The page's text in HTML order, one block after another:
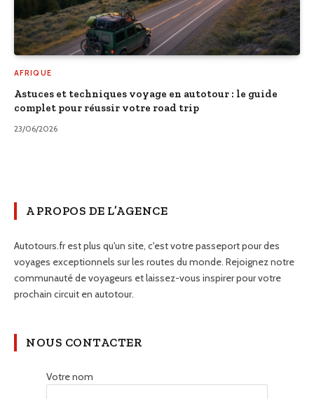
AFRIQUE
Astuces et techniques voyage en autotour : le guide
complet pour réussir votre road trip
23/06/2026
A PROPOS DE L’AGENCE
Autotours.fr est plus qu'un site, c'est votre passeport pour des
voyages exceptionnels sur les routes du monde. Rejoignez notre
communauté de voyageurs et laissez-vous inspirer pour votre
prochain circuit en autotour.
NOUS CONTACTER
Votre nom